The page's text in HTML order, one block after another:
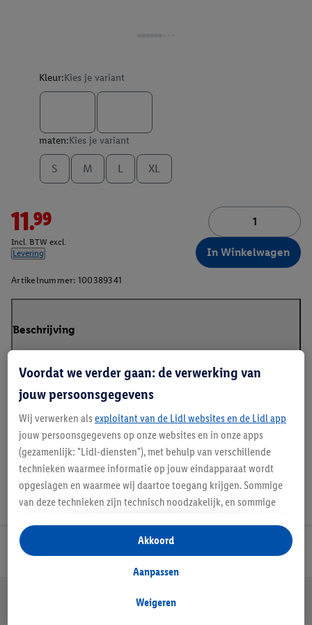
Kleur:Kies je variant
maten:Kies je variant
S M L XL
11.99
Incl. BTW excl.
Levering
In Winkelwagen
Artikelnummer: 100389341
Beschrijving
Details over productveiligheid
Veilig winkelen
Voordat we verder gaan: de verwerking van
jouw persoonsgegevens
Wij verwerken als exploitant van de Lidl websites en de Lidl app
jouw persoonsgegevens op onze websites en in onze apps
(gezamenlijk: "Lidl-diensten"), met behulp van verschillende
technieken waarmee informatie op jouw eindapparaat wordt
opgeslagen en waarmee wij daartoe toegang krijgen. Sommige
van deze technieken zijn technisch noodzakelijk, en sommige
opslaan van voorkeursinstellingen, het verzamelen en
analyseren van statistieken of voor het tonen van
gepersonaliseerde reclame binnen en buiten de Lidl-diensten.
gegevens over jouw aankoopgedrag in de winkel ook voor de
Weigeren
Aanpassen
Akkoord